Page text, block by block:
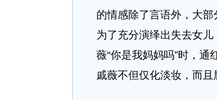
的情感除了言语外，大
为了充分演绎出失去女
薇“你是我妈妈吗”时，
戚薇不但仅化淡妆，而且